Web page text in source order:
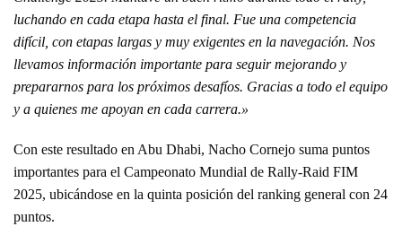
luchando en cada etapa hasta el final. Fue una competencia
difícil, con etapas largas y muy exigentes en la navegación. Nos
llevamos información importante para seguir mejorando y
prepararnos para los próximos desafíos. Gracias a todo el equipo
y a quienes me apoyan en cada carrera.»
Con este resultado en Abu Dhabi, Nacho Cornejo suma puntos
importantes para el Campeonato Mundial de Rally-Raid FIM
2025, ubicándose en la quinta posición del ranking general con 24
puntos.